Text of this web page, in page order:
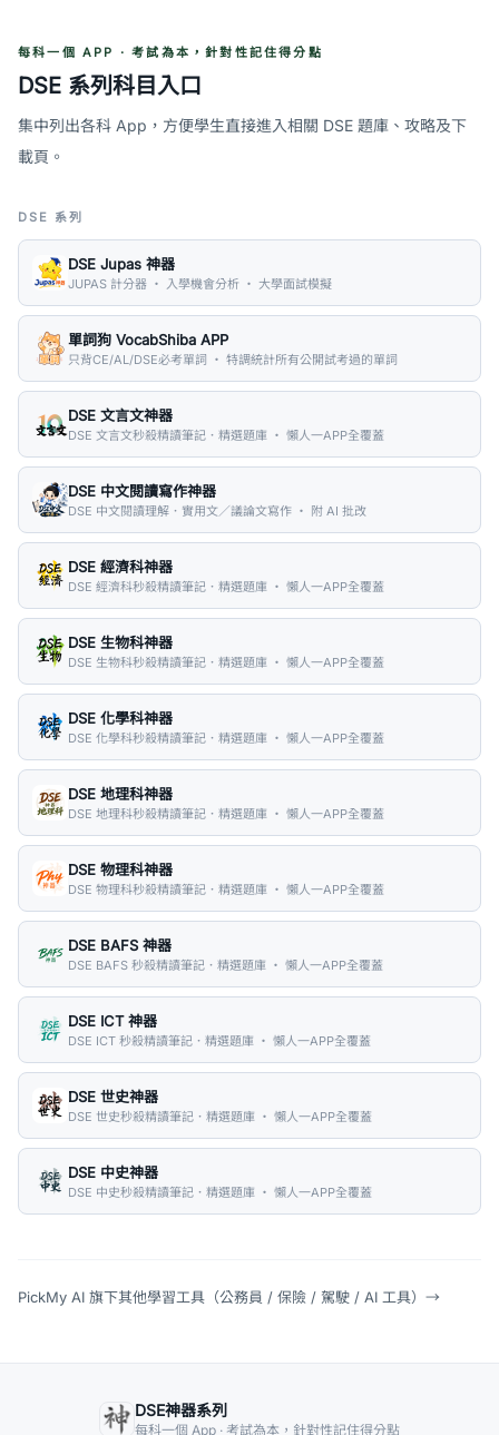
每科一個 APP · 考試為本，針對性記住得分點
DSE 系列科目入口
集中列出各科 App，方便學生直接進入相關 DSE 題庫、攻略及下
載頁。
DSE 系列
DSE Jupas 神器
JUPAS 計分器 ・ 入學機會分析 ・ 大學面試模擬
單詞狗 VocabShiba APP
只背CE/AL/DSE必考單詞 ・ 特調統計所有公開試考過的單詞
DSE 文言文神器
DSE 文言文秒殺精讀筆記．精選題庫 ・ 懶人一APP全覆蓋
DSE 中文閱讀寫作神器
DSE 中文閱讀理解．實用文／議論文寫作 ・ 附 AI 批改
DSE 經濟科神器
DSE 經濟科秒殺精讀筆記．精選題庫 ・ 懶人一APP全覆蓋
DSE 生物科神器
DSE 生物科秒殺精讀筆記．精選題庫 ・ 懶人一APP全覆蓋
DSE 化學科神器
DSE 化學科秒殺精讀筆記．精選題庫 ・ 懶人一APP全覆蓋
DSE 地理科神器
DSE 地理科秒殺精讀筆記．精選題庫 ・ 懶人一APP全覆蓋
DSE 物理科神器
DSE 物理科秒殺精讀筆記．精選題庫 ・ 懶人一APP全覆蓋
DSE BAFS 神器
DSE BAFS 秒殺精讀筆記．精選題庫 ・ 懶人一APP全覆蓋
DSE ICT 神器
DSE ICT 秒殺精讀筆記．精選題庫 ・ 懶人一APP全覆蓋
DSE 世史神器
DSE 世史秒殺精讀筆記．精選題庫 ・ 懶人一APP全覆蓋
DSE 中史神器
DSE 中史秒殺精讀筆記．精選題庫 ・ 懶人一APP全覆蓋
PickMy AI 旗下其他學習工具（公務員 / 保險 / 駕駛 / AI 工具） →
DSE神器系列
每科一個 App · 考試為本，針對性記住得分點